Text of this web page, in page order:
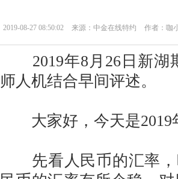
2019-08-27 08:50:02 来源：中金在线特约 作者：咖
2019年8月26日新湖
师人机结合早间评述。
大家好，今天是2019
先看人民币的汇率，